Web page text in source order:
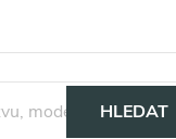
HLEDAT